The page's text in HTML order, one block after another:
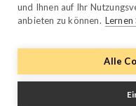
und Ihnen auf Ihr
anbieten zu können. Lernen
Alle